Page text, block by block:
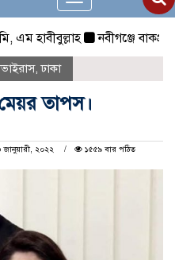
navigation
হাবীবুল্লাহ নবীগঞ্জে
,ঢাকা
মেয়র তাপস।
২০২২
১৫৫৯ বার পঠিত